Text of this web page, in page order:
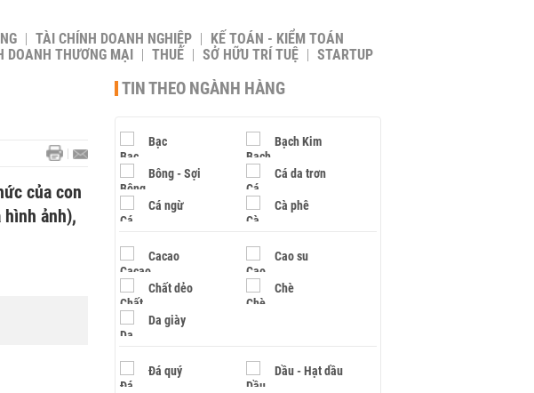
TÀI CHÍNH DOANH NGHIỆP
KẾ TOÁN - KIỂM TOÁN
DOANH THƯƠNG MẠI THUẾ SỞ HỮU TRÍ TUỆ
STARTUP
của con
ảnh),
TIN THEO NGÀNH HÀNG
Bạc Bạch Kim
Bông - Sợi Cá da trơn
Cá ngừ Cà phê
Cacao Cao su
Chất dẻo Chè
Da giày
Đá quý Dầu - Hạt dầu